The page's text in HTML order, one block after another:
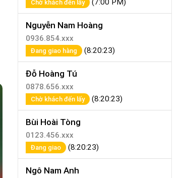
Chờ khách đến lấy (7:00 PM)
Nguyễn Nam Hoàng
0936.854.xxx
Đang giao hàng (8:20:23)
Đỗ Hoàng Tú
0878.656.xxx
Chờ khách đến lấy (8:20:23)
Bùi Hoài Tòng
0123.456.xxx
Đang giao (8:20:23)
Ngô Nam Anh